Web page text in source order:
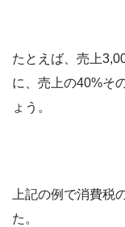
たとえば、売上
に、売上の40%そ
ょう。
上記の例で消費税
た。